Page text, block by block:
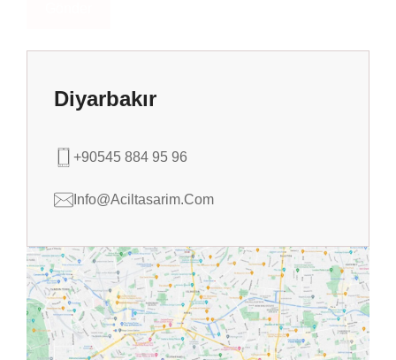
Diyarbakır
+90545 884 95 96
Info@aciltasarim.com